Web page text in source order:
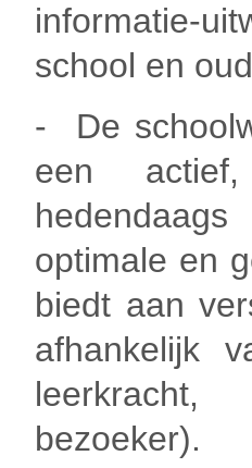
informatie-
school en
- De
een
optimale en
biedt aan
afhankelijk
bezoeker).